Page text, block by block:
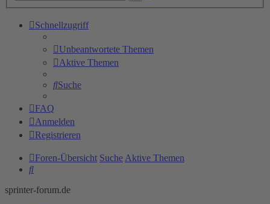
Schnellzugriff
Unbeantwortete Themen
Aktive Themen
Suche
FAQ
Anmelden
Registrieren
Foren-Übersicht Suche Aktive Themen
Suche
sprinter-forum.de